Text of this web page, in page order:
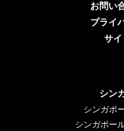
お問い
プライ
サ
シン
シンガポ
シンガポー